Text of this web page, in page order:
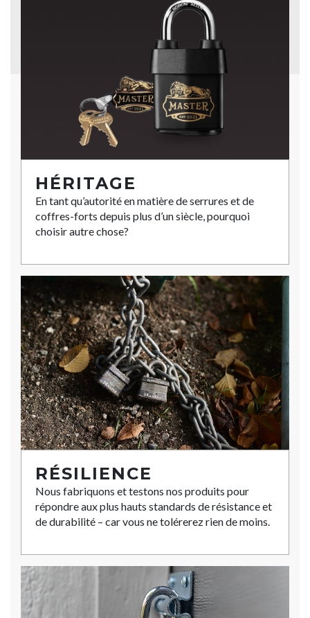
HÉRITAGE
En tant qu’autorité en matière de serrures et de
coffres-forts depuis plus d’un siècle, pourquoi
choisir autre chose?
RÉSILIENCE
Nous fabriquons et testons nos produits pour
répondre aux plus hauts standards de résistance et
de durabilité – car vous ne tolérerez rien de moins.